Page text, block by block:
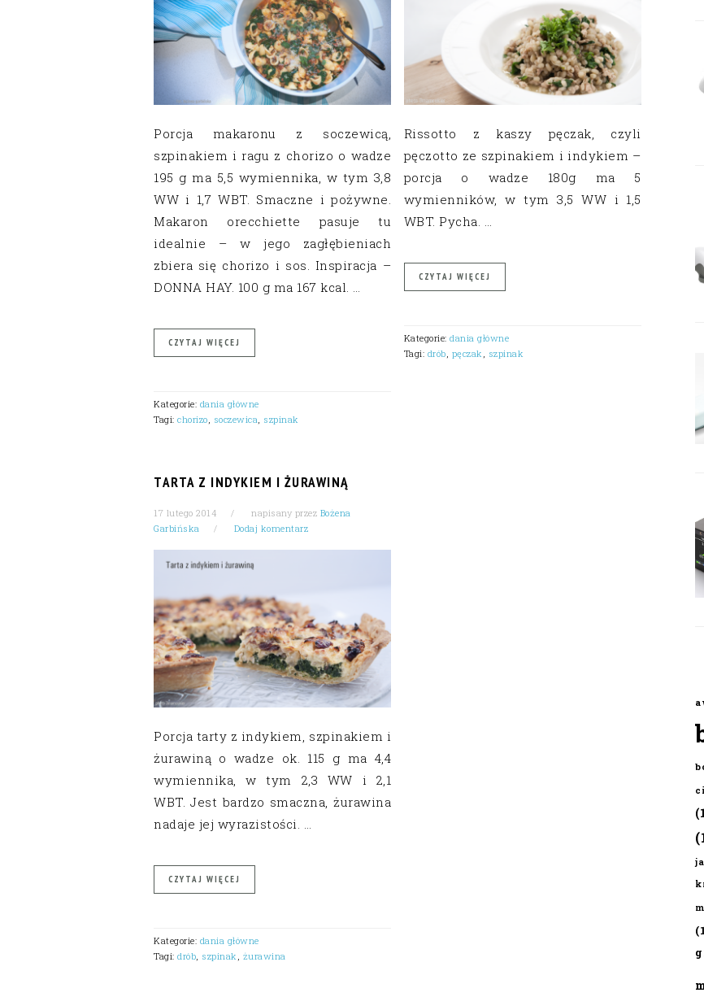
Porcja makaronu z soczewicą,
szpinakiem i ragu z chorizo o wadze
195 g ma 5,5 wymiennika, w tym 3,8
WW i 1,7 WBT. Smaczne i pożywne.
Makaron orecchiette pasuje tu
idealnie – w jego zagłębieniach
zbiera się chorizo i sos. Inspiracja –
DONNA HAY. 100 g ma 167 kcal. …
CZYTAJ WIĘCEJ
Kategorie: dania główne
Tagi: chorizo soczewica szpinak
Rissotto z kaszy pęczak, czyli
pęczotto ze szpinakiem i indykiem –
porcja o wadze 180g ma 5
wymienników, w tym 3,5 WW i 1,5
WBT. Pycha. …
CZYTAJ WIĘCEJ
Kategorie:dania główne
Tagi: drób pęczak szpinak
TARTA Z INDYKIEM I ŻURAWINĄ
17 lutego 2014 napisany przez Bożena
Garbińska
Dodaj komentarz
Porcja tarty z indykiem, szpinakiem i
żurawiną o wadze ok. 115 g ma 4,4
wymiennika, w tym 2,3 WW i 2,1
WBT. Jest bardzo smaczna, żurawina
nadaje jej wyrazistości. …
CZYTAJ WIĘCEJ
Kategorie: dania główne
Tagi: drób szpinak żurawina